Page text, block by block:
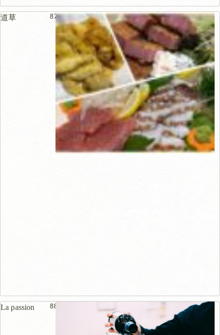
道草 87m
La passion 88m